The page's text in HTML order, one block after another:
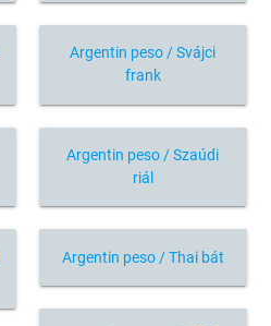
Argentin peso / Svájci
frank
Argentin peso / Szaúdi
riál
Argentin peso / Thai bát